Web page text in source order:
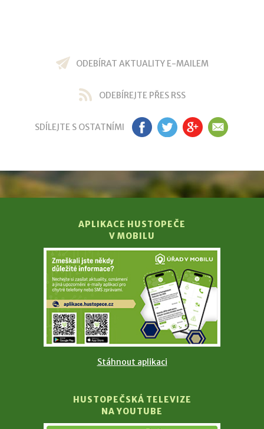
ODEBÍRAT AKTUALITY E-MAILEM
ODEBÍREJTE PŘES RSS
SDÍLEJTE S OSTATNÍMI FB TW GP EM
APLIKACE HUSTOPEČE
V MOBILU
Stáhnout aplikaci
HUSTOPEČSKÁ TELEVIZE
NA YOUTUBE